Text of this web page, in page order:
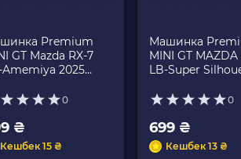
Premium
GT Mazda RX-7
Amemiya 2025
0
₴
Кешбек 15 ₴
Машинка
MINI GT MAZDA
LB-Super
MGT00785 Black
0
699 ₴
Кешбек 13 ₴